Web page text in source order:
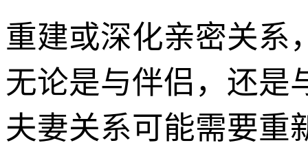
重建或深化亲密关系
无论是与伴侣，还是
夫妻关系可能需要重